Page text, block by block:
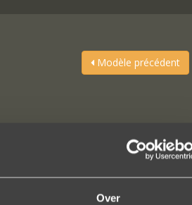
Over
Modèle précédent